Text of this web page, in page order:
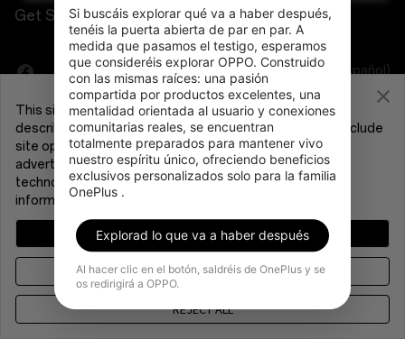
OnePlus Nord CE 3 Lite 5G
Lifestyle
Tablet
Wearables
Programa de afiliación
Servicio de reparación
Manuales del usuario
Ponte en Contacto
Comunidad
Red Cable Club
OnePlus Store App
OxygenOS
Sostenibilidad
Prensa
Get Support From OnePlus
España (Español)
Política de privacidad
© 2013 - 2024 OnePlus. All Rights Reserved.
Si buscáis explorar qué va a haber después,
tenéis la puerta abierta de par en par. A
medida que pasamos el testigo, esperamos
que consideréis explorar OPPO. Construido
con las mismas raíces: una pasión
compartida por productos excelentes, una
mentalidad orientada al usuario y conexiones
comunitarias reales, se encuentran
totalmente preparados para mantener vivo
nuestro espíritu único, ofreciendo beneficios
exclusivos personalizados solo para la familia
OnePlus .
Explorad lo que va a haber después
Al hacer clic en el botón, saldréis de OnePlus y se
os redirigirá a OPPO.
This site uses cookies and related technologies, as
described in ourCookie Policy, for purposes that may include
site operation, analytics, enhanced user experience, or
advertising. You may consent to our use of these
technologies or manage your preferences. For more
information, please see our
MANAGE CHOICES
AGREE & PROCEED
REJECT ALL